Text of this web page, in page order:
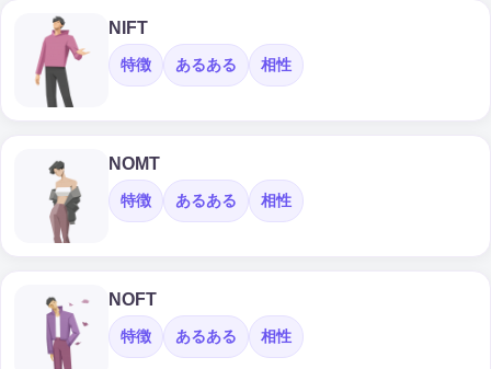
NIFT
特徴 あるある 相性
NOMT
特徴 あるある 相性
NOFT
特徴 あるある 相性